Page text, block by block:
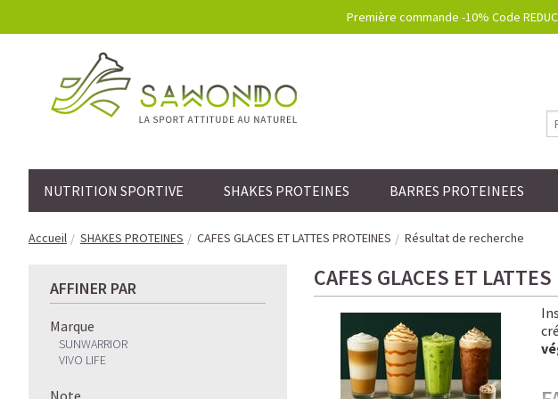
Première commande -10% Code
NUTRITION SPORTIVE SHAKES PROTEINES BARRES PROTEINEES
Accueil SHAKES PROTEINES CAFES GLACES ET LATTES PROTEINES Résultat de recherche
AFFINER PAR
Marque
SUNWARRIOR
VIVO LIFE
Note
CAFES GLACES ET